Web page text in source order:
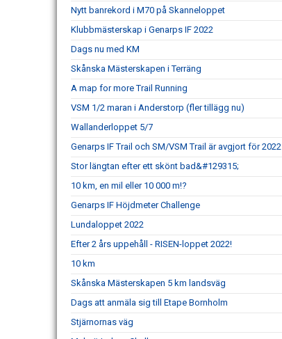
Nytt banrekord i M70 på Skanneloppet
Klubbmästerskap i Genarps IF 2022
Dags nu med KM
Skånska Mästerskapen i Terräng
A map for more Trail Running
VSM 1/2 maran i Anderstorp (fler tillägg nu)
Wallanderloppet 5/7
Genarps IF Trail och SM/VSM Trail är avgjort för 2022
Stor längtan efter ett skönt bad&#129315;
10 km, en mil eller 10 000 m!?
Genarps IF Höjdmeter Challenge
Lundaloppet 2022
Efter 2 års uppehåll - RISEN-loppet 2022!
10 km
Skånska Mästerskapen 5 km landsväg
Dags att anmäla sig till Etape Bornholm
Stjärnornas väg